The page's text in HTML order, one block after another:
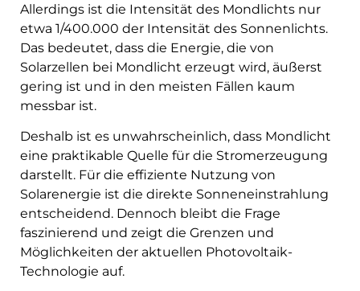
Allerdings ist die Intensität des Mondlichts nur
etwa 1/400.000 der Intensität des Sonnenlichts.
Das bedeutet, dass die Energie, die von
Solarzellen bei Mondlicht erzeugt wird, äußerst
gering ist und in den meisten Fällen kaum
messbar ist.
Deshalb ist es unwahrscheinlich, dass Mondlicht
eine praktikable Quelle für die Stromerzeugung
darstellt. Für die effiziente Nutzung von
Solarenergie ist die direkte Sonneneinstrahlung
entscheidend. Dennoch bleibt die Frage
faszinierend und zeigt die Grenzen und
Möglichkeiten der aktuellen Photovoltaik-
Technologie auf.